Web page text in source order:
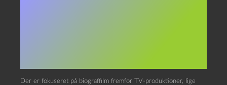
Der er fokuseret på biograffilm fremfor TV-produktioner, lige